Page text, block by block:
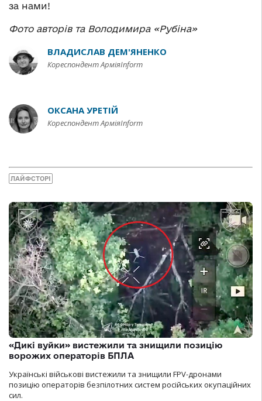
за нами!
Фото авторів та Володимира «Рубіна»
ВЛАДИСЛАВ ДЕМ'ЯНЕНКО
Кореспондент АрміяInform
ОКСАНА УРЕТІЙ
Кореспондент АрміяInform
ЛАЙФСТОРІ
«Дикі вуйки» вистежили та знищили позицію
ворожих операторів БПЛА
Українські військові вистежили та знищили FPV-дронами
позицію операторів безпілотних систем російських окупаційних
сил.